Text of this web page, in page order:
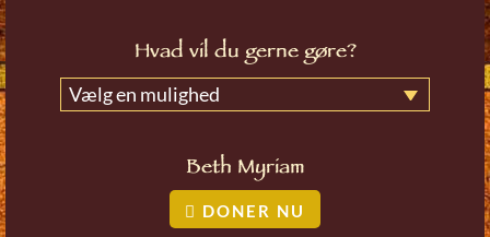
Hvad vil du gerne gøre?
Vælg en mulighed
Beth Myriam
DONER NU